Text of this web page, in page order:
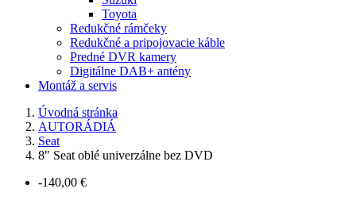
Toyota
Redukčné rámčeky
Redukčné a pripojovacie káble
Predné DVR kamery
Digitálne DAB+ antény
Montáž a servis
Úvodná stránka
AUTORÁDIÁ
Seat
8" Seat oblé univerzálne bez DVD
-140,00 €